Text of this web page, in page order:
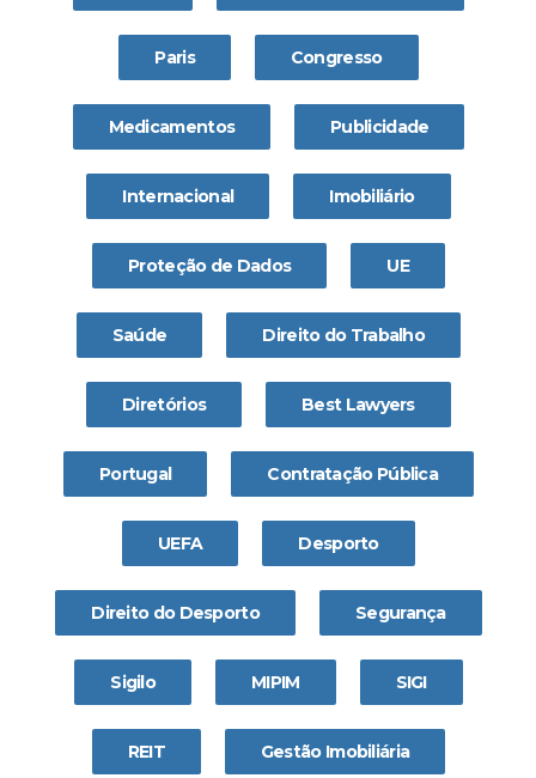
Paris Congresso
Medicamentos Publicidade
Internacional Imobiliário
Proteção de Dados UE
Saúde Direito do Trabalho
Diretórios Best Lawyers
Portugal Contratação Pública
UEFA Desporto
Direito do Desporto Segurança
Sigilo MIPIM SIGI
REIT Gestão Imobiliária